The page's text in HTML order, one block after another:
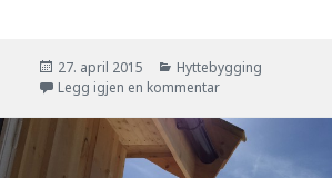
Publisert
27. april 2015 Kategorier
Hyttebygging
Legg igjen en kommentar